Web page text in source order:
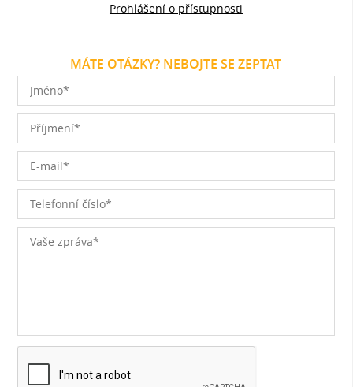
Prohlášení o přístupnosti
MÁTE OTÁZKY? NEBOJTE SE ZEPTAT